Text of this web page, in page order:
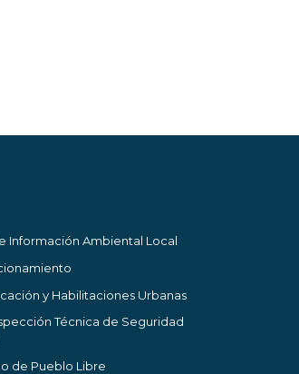
Información Ambiental Local
y Habilitaciones Urbanas
Técnica de Seguridad
de Pueblo Libre